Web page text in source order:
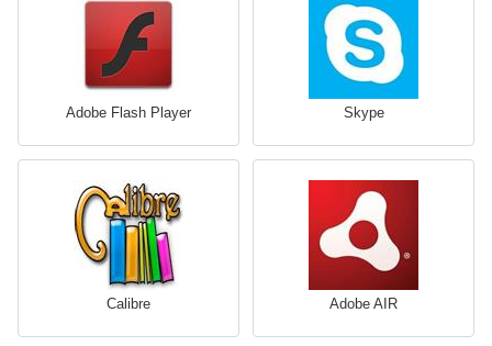
Adobe Flash Player Skype
Calibre Adobe AIR